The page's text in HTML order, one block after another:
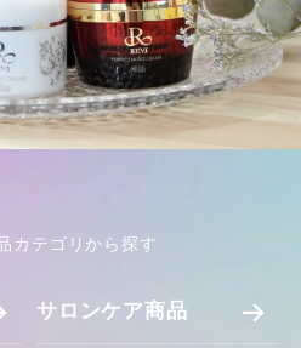
カテゴリから探す
サロンケア商品